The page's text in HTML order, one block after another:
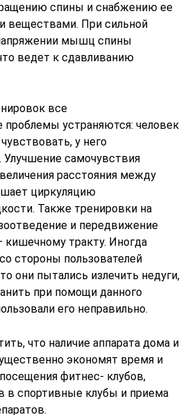
спины и снабжению ее
веществами. При сильной
мышц спины
ведет к сдавливанию
все
устраняются: человек
у него
Улучшение самочувствия
расстояния между
циркуляцию
Также тренировки на
и передвижение
тракту. Иногда
стороны пользователей
они пытались излечить недуги,
при помощи данного
его неправильно.
что наличие аппарата дома и
экономят время и
фитнес- клубов,
в спортивные клубы и приема